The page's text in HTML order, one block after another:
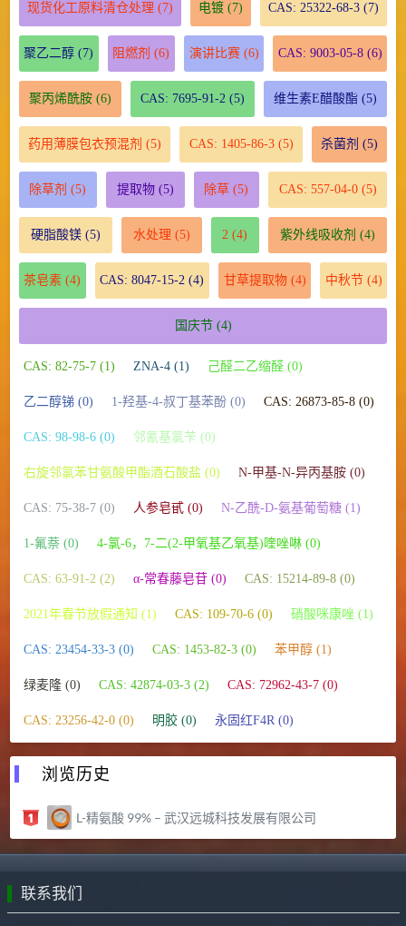
现货化工原料清仓处理 (7) 电镀 (7) CAS: 25322-68-3 (7)
聚乙二醇 (7) 阻燃剂 (6) 演讲比赛(6) CAS: 9003-05-8(6)
聚丙烯酰胺(6) CAS: 7695-91-2 (5) 维生素E醋酸酯 (5)
药用薄膜包衣预混剂 (5) CAS: 1405-86-3(5) 杀菌剂 (5)
除草剂 (5) 提取物(5) 除草 (5) CAS: 557-04-0(5)
硬脂酸镁(5) 水处理 (5) 2 (4) 紫外线吸收剂 (4)
茶皂素 (4) CAS: 8047-15-2 (4) 甘草提取物(4) 中秋节(4)
国庆节(4)
CAS: 82-75-7 (1) ZNA-4 (1) 己醛二乙缩醛 (0)
乙二醇锑 (0) 1-羟基-4-叔丁基苯酚 (0) CAS: 26873-85-8 (0)
CAS: 98-98-6 (0) 邻氰基氯苄 (0)
右旋邻氯苯甘氨酸甲酯酒石酸盐 (0) N-甲基-N-异丙基胺 (0)
CAS: 75-38-7 (0) 人参皂甙 (0) N-乙酰-D-氨基葡萄糖 (1)
1-氟萘 (0) 4-氯-6，7-二(2-甲氧基乙氧基)喹唑啉 (0)
CAS: 63-91-2 (2) α-常春藤皂苷 (0) CAS: 15214-89-8 (0)
2021年春节放假通知 (1) CAS: 109-70-6 (0) 硝酸咪康唑 (1)
CAS: 23454-33-3 (0) CAS: 1453-82-3 (0) 苯甲醇 (1)
绿麦隆 (0) CAS: 42874-03-3 (2) CAS: 72962-43-7 (0)
CAS: 23256-42-0 (0) 明胶 (0) 永固红F4R (0)
浏览历史
L-精氨酸 99% – 武汉远城科技发展有限公司
联系我们